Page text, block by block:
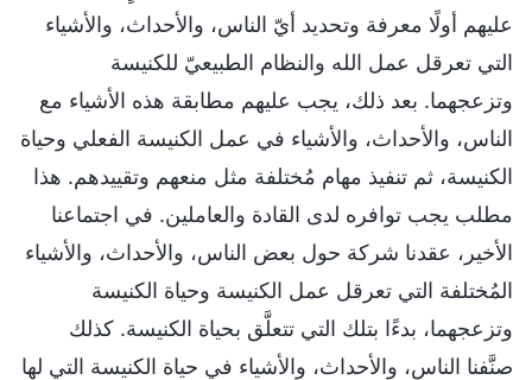
عليهم أولًا معرفة وتحديد أيّ الناس، والأحداث، والأشياء
التي تعرقل عمل الله والنظام الطبيعيّ للكنيسة
وتزعجهما. بعد ذلك، يجب عليهم مطابقة هذه الأشياء مع
الناس، والأحداث، والأشياء في عمل الكنيسة الفعلي وحياة
الكنيسة، ثم تنفيذ مهام مُختلفة مثل منعهم وتقييدهم. هذا
مطلب يجب توافره لدى القادة والعاملين. في اجتماعنا
الأخير، عقدنا شركة حول بعض الناس، والأحداث، والأشياء
المُختلفة التي تعرقل عمل الكنيسة وحياة الكنيسة
وتزعجهما، بدءًا بتلك التي تتعلَّق بحياة الكنيسة. كذلك
صنَّفنا الناس، والأحداث، والأشياء في حياة الكنيسة التي لها